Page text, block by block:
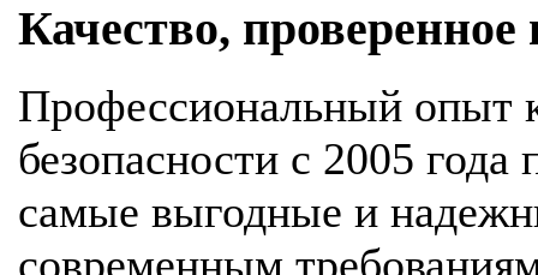
Качество,
Профессиональный опыт
безопасности с 2005 года
самые выгодные и
современным